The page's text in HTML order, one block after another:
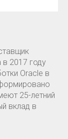
2017 году
Oracle в
25-летний
вклад в